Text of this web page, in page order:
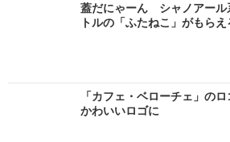
蓋だにゃーん シャノアール
トルの「ふたねこ」がもら
「カフェ・ベローチェ」の
かわいいロゴに